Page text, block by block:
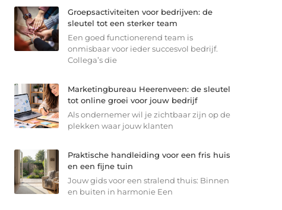
Groepsactiviteiten voor bedrijven: de
sleutel tot een sterker team
Een goed functionerend team is
onmisbaar voor ieder succesvol bedrijf.
Collega’s die
Marketingbureau Heerenveen: de sleutel
tot online groei voor jouw bedrijf
Als ondernemer wil je zichtbaar zijn op de
plekken waar jouw klanten
Praktische handleiding voor een fris huis
en een fijne tuin
Jouw gids voor een stralend thuis: Binnen
en buiten in harmonie Een